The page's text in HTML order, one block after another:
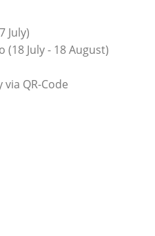
July)
(18 July - 18 August)
via QR-Code